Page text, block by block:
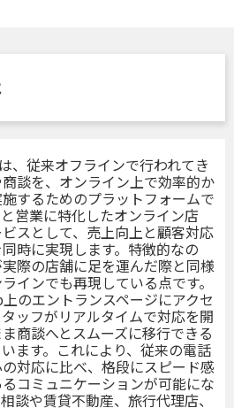
、従来オフラインで行われてき
談を、オンライン上で効率的か
するためのプラットフォームで
営業に特化したオンライン店
スとして、売上向上と顧客対応
時に実現します。特徴的なの
際の店舗に足を運んだ際と同様
インでも再現している点です。
のエントランスページにアクセ
ッフがリアルタイムで対応を開
商談へとスムーズに移行できる
ます。これにより、従来の電話
対応に比べ、格段にスピード感
コミュニケーションが可能にな
談や賃貸不動産、旅行代理店、